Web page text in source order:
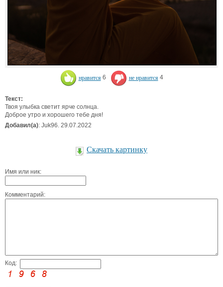
нравится 6 не нравится 4
Текст:
Твоя улыбка светит ярче солнца.
Доброе утро и хорошего тебе дня!
Добавил(а): Juk96. 29.07.2022
Скачать картинку
Имя или ник:
Комментарий:
Код: